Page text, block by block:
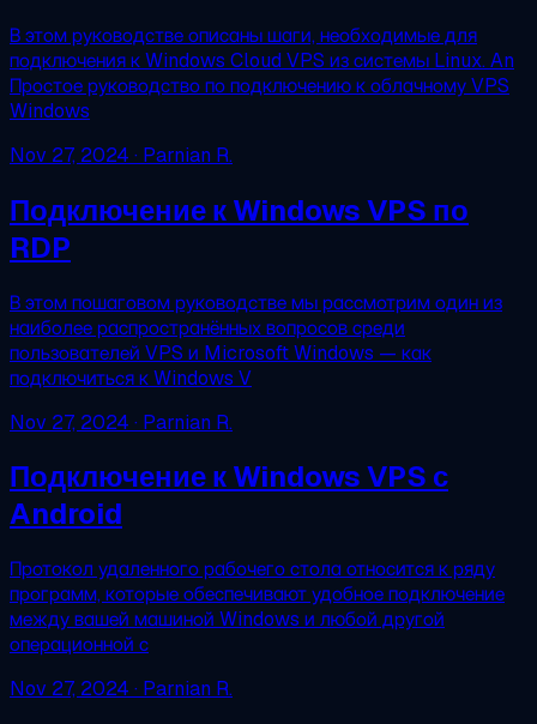
В этом руководстве описаны шаги, необходимые для
подключения к Windows Cloud VPS из системы Linux. An
Простое руководство по подключению к облачному VPS
Windows
Nov 27, 2024 · Parnian R.
Подключение к Windows VPS по
RDP
В этом пошаговом руководстве мы рассмотрим один из
наиболее распространённых вопросов среди
пользователей VPS и Microsoft Windows — как
подключиться к Windows V
Nov 27, 2024 · Parnian R.
Подключение к Windows VPS с
Android
Протокол удаленного рабочего стола относится к ряду
программ, которые обеспечивают удобное подключение
между вашей машиной Windows и любой другой
операционной с
Nov 27, 2024 · Parnian R.